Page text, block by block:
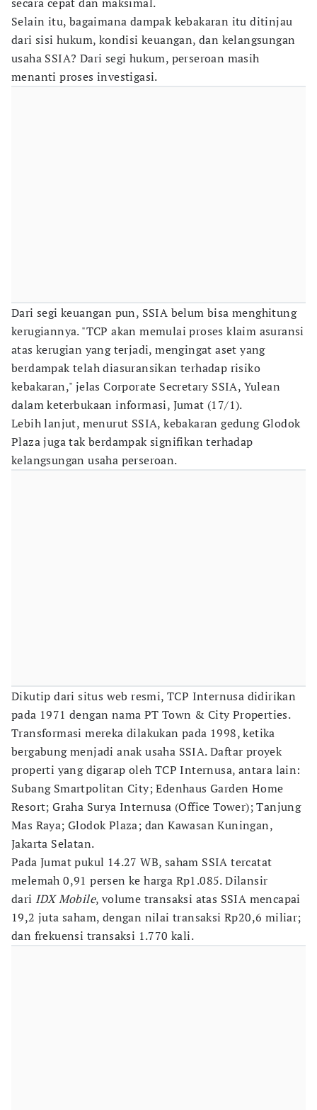
Selain itu, bagaimana dampak kebakaran itu ditinjau
dari sisi hukum, kondisi keuangan, dan kelangsungan
usaha SSIA? Dari segi hukum, perseroan masih
menanti proses investigasi.
Dari segi keuangan pun, SSIA belum bisa menghitung
kerugiannya. "TCP akan memulai proses klaim asuransi
atas kerugian yang terjadi, mengingat aset yang
berdampak telah diasuransikan terhadap risiko
kebakaran," jelas Corporate Secretary SSIA, Yulean
dalam keterbukaan informasi, Jumat (17/1).
Lebih lanjut, menurut SSIA, kebakaran gedung Glodok
Plaza juga tak berdampak signifikan terhadap
kelangsungan usaha perseroan.
Dikutip dari situs web resmi, TCP Internusa didirikan
pada 1971 dengan nama PT Town & City Properties.
Transformasi mereka dilakukan pada 1998, ketika
bergabung menjadi anak usaha SSIA. Daftar proyek
properti yang digarap oleh TCP Internusa, antara lain:
Subang Smartpolitan City; Edenhaus Garden Home
Resort; Graha Surya Internusa (Office Tower); Tanjung
Mas Raya; Glodok Plaza; dan Kawasan Kuningan,
Jakarta Selatan.
Pada Jumat pukul 14.27 WB, saham SSIA tercatat
melemah 0,91 persen ke harga Rp1.085. Dilansir
dari IDX Mobile, volume transaksi atas SSIA mencapai
19,2 juta saham, dengan nilai transaksi Rp20,6 miliar;
dan frekuensi transaksi 1.770 kali.